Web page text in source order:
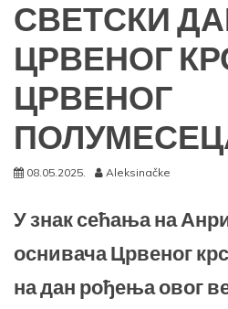
СВЕТСКИ
ЦРВЕНОГ
ЦРВЕНОГ
08.05.2025. Aleksinačke
У знак сећања на
оснивача Црвеног
на дан рођења овог